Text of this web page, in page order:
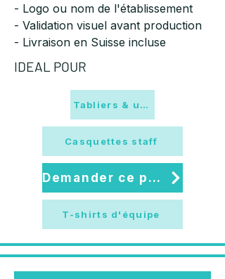
- Logo ou nom de l'établissement
- Validation visuel avant production
- Livraison en Suisse incluse
IDEAL POUR
Tabliers & uniformes
Casquettes staff
Demander ce pack
T-shirts d'équipe